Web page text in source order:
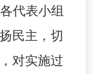
各代表小组
民主，切
对实施过